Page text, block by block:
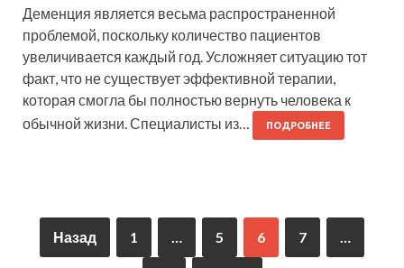
Деменция является весьма распространенной
проблемой, поскольку количество пациентов
увеличивается каждый год. Усложняет ситуацию тот
факт, что не существует эффективной терапии,
которая смогла бы полностью вернуть человека к
обычной жизни. Специалисты из…
ПОДРОБНЕЕ
Назад 1 … 5 6 7 …